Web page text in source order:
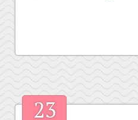
23